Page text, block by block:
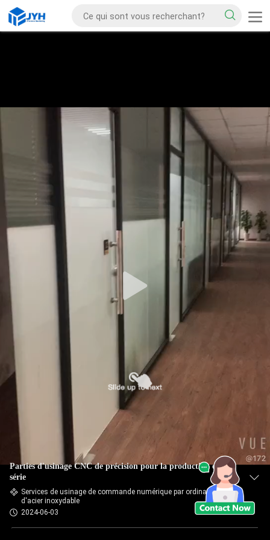
Parties d'usinage CNC de précision pour la production en
série
Services de usinage de commande numérique par ordinateur
d'acier inoxydable
2024-06-03